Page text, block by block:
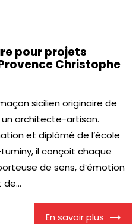
pour projets
Christophe
sicilien originaire de
architecte-artisan.
et diplômé de l’école
il conçoit chaque
de sens, d’émotion
En savoir plus